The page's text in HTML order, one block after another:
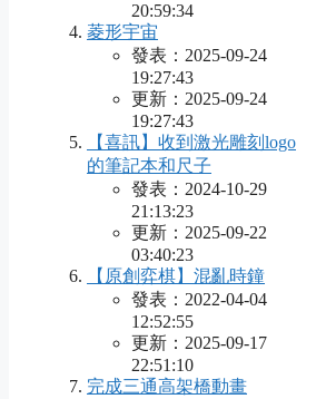
20:59:34
菱形宇宙
發表：2025-09-24
19:27:43
更新：2025-09-24
19:27:43
【喜訊】收到激光雕刻logo
的筆記本和尺子
發表：2024-10-29
21:13:23
更新：2025-09-22
03:40:23
【原創弈棋】混亂時鐘
發表：2022-04-04
12:52:55
更新：2025-09-17
22:51:10
完成三通高架橋動畫